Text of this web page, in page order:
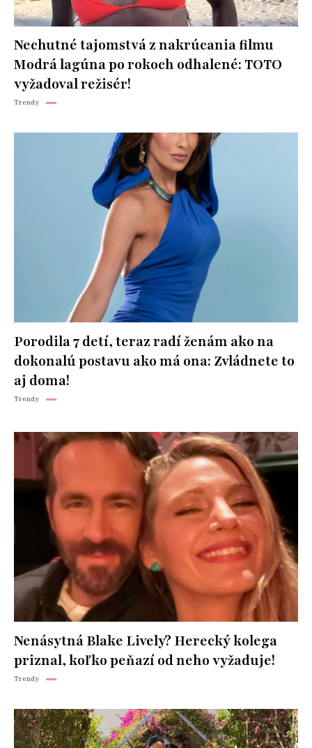
Nechutné tajomstvá z nakrúcania filmu
Modrá lagúna po rokoch odhalené: TOTO
vyžadoval režisér!
Trendy
Porodila 7 detí, teraz radí ženám ako na
dokonalú postavu ako má ona: Zvládnete to
aj doma!
Trendy
Nenásytná Blake Lively? Herecký kolega
priznal, koľko peňazí od neho vyžaduje!
Trendy